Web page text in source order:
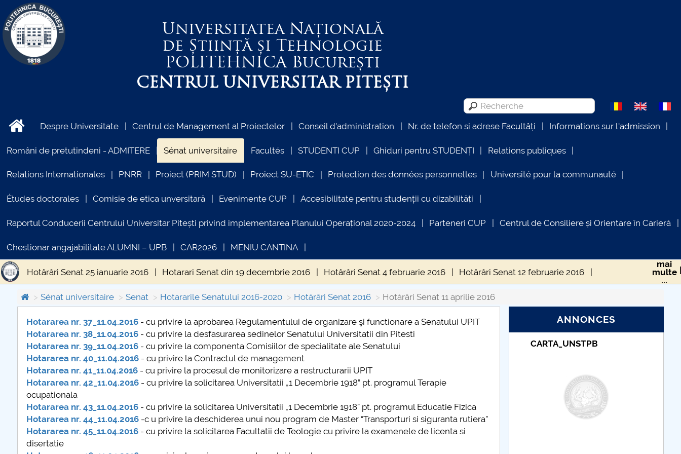
Universitatea Națională
de Știință și Tehnologie
POLITEHNICABucurești
CENTRUL UNIVERSITAR PITEȘTI
Despre Universitate Centrul de Management al Proiectelor Conseil d'administration Nr. de telefon si adrese Facultăți Informations sur l'admission
Români de pretutindeni - ADMITERE Sénat universitaire Facultés STUDENTI CUP Ghiduri pentru STUDENȚI Relations publiques
Relations Internationales PNRR Proiect (PRIM STUD) Proiect SU-ETIC Protection des données personnelles Université pour la communauté
Études doctorales Comisie de etica unversitară Evenimente CUP Accesibilitate pentru studenții cu dizabilități
Raportul Conducerii Centrului Universitar Pitești privind implementarea Planului Operațional 2020-2024 Parteneri CUP Centrul de Consiliere și Orientare în Carieră
Chestionar angajabilitate ALUMNI – UPB CAR2026 MENIU CANTINA
Hotărâri Senat 25 ianuarie 2016 Hotarari Senat din 19 decembrie 2016 Hotărâri Senat 4 februarie 2016 Hotărâri Senat 12 februarie 2016
Hotărâri Senat 4 martie 2016 Hotărâri Senat 21 martie 2016 Hotărâri Senat 11 aprilie 2016 Hotărâri Senat 18 aprilie 2016
Hotarari Senat din 21 iunie 2016 Hotărâri Senat din 29 iunie 2016 Hotărâri Senat din 25 iulie 2016 Hotărârile Senatului 12septembrie 2016
Hotărâri Senat din 14 septembrie 2016 Hotărâri Senat din 19 septembrie 2016 Hotarari Senat din 30 sept. 2016 Hotarari din 7 octombrie 2016
Hotarari Senat din 17.10.2016 Hotărâri Senat din 24 octombrie 2016 Hotărâri Senat din 31 octombrie 2016
hotrari-senat-28-noiembrie-2016
mai
multe
...
Sénat universitaire
Senat Hotararile Senatului 2016-2020 Hotărâri Senat 2016 Hotărâri Senat 11 aprilie 2016
Hotararea nr. 37_11.04.2016- cu privire la aprobarea Regulamentului de organizare şi functionare a Senatului UPIT
Hotararea nr. 38_11.04.2016- cu privire la desfasurarea sedinelor Senatului Universitatii din Pitesti
Hotararea nr. 39_11.04.2016- cu privire la componenta Comisiilor de specialitate ale Senatului
Hotararea nr. 40_11.04.2016- cu privire la Contractul de management
Hotararea nr. 41_11.04.2016- cu privire la procesul de monitorizare a restructurarii UPIT
Hotararea nr. 42_11.04.2016- cu privire la solicitarea Universitatii „1 Decembrie 1918” pt. programul Terapie
ocupationala
Hotararea nr. 43_11.04.2016- cu privire la solicitarea Universitatii „1 Decembrie 1918” pt. programul Educatie Fizica
Hotararea nr. 44_11.04.2016 -c u privire la deschiderea unui nou program de Master “Transporturi si siguranta rutiera”
Hotararea nr. 45_11.04.2016- cu privire la solicitarea Facultatii de Teologie cu privire la examenele de licenta si
disertatie
ANNONCES
COMUNICAT DE PRESA
PRIMSTUD 26.03.2026
INFORMATII ACTE STUDII CARTA_UNSTPB
Taxe de școlarizare